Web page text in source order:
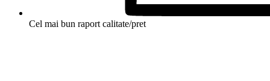
Cel mai bun raport calitate/pret